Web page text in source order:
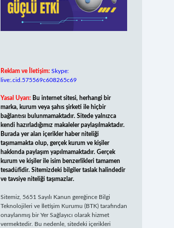
Reklam ve İletişim: Skype:
live:.cid.575569c608265c69
Yasal Uyarı: Bu internet sitesi, herhangi bir
marka, kurum veya şahıs şirketi ile hiçbir
bağlantısı bulunmamaktadır. Sitede yalnızca
kendi hazırladığımız makaleler paylaşılmaktadır.
Burada yer alan içerikler haber niteliği
taşımamakta olup, gerçek kurum ve kişiler
hakkında paylaşım yapılmamaktadır. Gerçek
kurum ve kişiler ile isim benzerlikleri tamamen
tesadüfidir. Sitemizdeki bilgiler taslak halindedir
ve tavsiye niteliği taşımazlar.
Sitemiz, 5651 Sayılı Kanun gereğince Bilgi
Teknolojileri ve İletişim Kurumu (BTK) tarafından
onaylanmış bir Yer Sağlayıcı olarak hizmet
vermektedir. Bu nedenle, sitedeki içerikleri